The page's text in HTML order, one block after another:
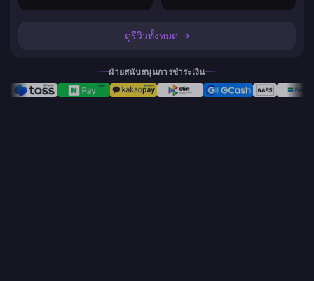
ดูรีวิวทั้งหมด →
ฝ่ายสนับสนุนการชำระเงิน